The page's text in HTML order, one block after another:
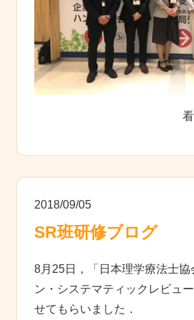
2018/09/05
SR班研修ブログ
8月25日，「日本理学療法士協
ン・システマティックレビュ
せてもらいました．